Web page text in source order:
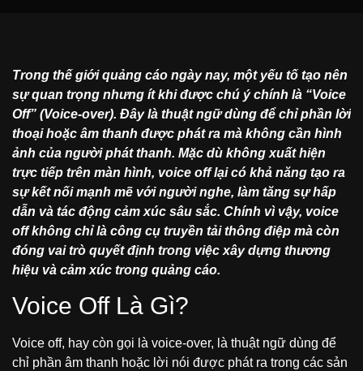
Trong thế giới quảng cáo ngày nay, một yếu tố tạo nên
sự quan trọng nhưng ít khi được chú ý chính là “Voice
Off” (Voice-over). Đây là thuật ngữ dùng để chỉ phần lời
thoại hoặc âm thanh được phát ra mà không cần hình
ảnh của người phát thanh. Mặc dù không xuất hiện
trực tiếp trên màn hình, voice off lại có khả năng tạo ra
sự kết nối mạnh mẽ với người nghe, làm tăng sự hấp
dẫn và tác động cảm xúc sâu sắc. Chính vì vậy, voice
off không chỉ là công cụ truyền tải thông điệp mà còn
đóng vai trò quyết định trong việc xây dựng thương
hiệu và cảm xúc trong quảng cáo.
Voice Off Là Gì?
Voice off, hay còn gọi là voice-over, là thuật ngữ dùng để
chỉ phần âm thanh hoặc lời nói được phát ra trong các sản